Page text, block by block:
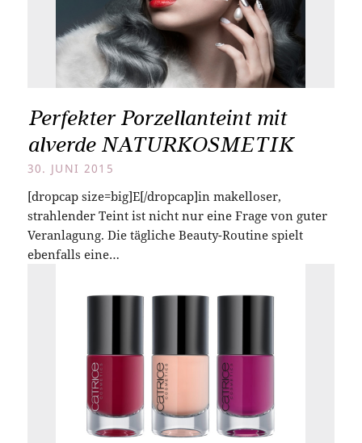
Perfekter Porzellanteint mit
alverde NATURKOSMETIK
30. JUNI 2015
[dropcap size=big]E[/dropcap]in makelloser,
strahlender Teint ist nicht nur eine Frage von guter
Veranlagung. Die tägliche Beauty-Routine spielt
ebenfalls eine…